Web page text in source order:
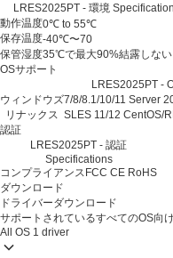
LRES2025PT - 環境
動作温度0℃ to 55℃
保存温度-40℃〜70
保管湿度35℃で最大90%結露しない
OSサポート
LRES2025PT -
ウィンドウズ7/8/8.1/10/11 Server
リナックス SLES 11/12 CentOS/
認証
LRES2025PT - 認証
Specifications
コンプライアンス FCC CE RoHS
ダウンロード
ドライバーダウンロード
サポートされているすべてのOS向
All OS 1 driver